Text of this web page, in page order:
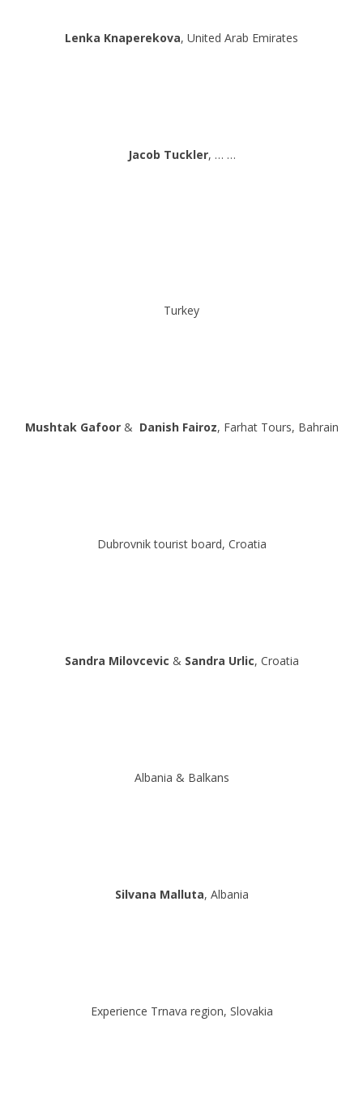
Lenka Knaperekova, United Arab Emirates
Jacob Tuckler, … …
Turkey
Mushtak Gafoor& Danish Fairoz, Farhat Tours, Bahrain
Dubrovnik tourist board, Croatia
Sandra Milovcevic & Sandra Urlic, Croatia
Albania & Balkans
Silvana Malluta, Albania
Experience Trnava region, Slovakia